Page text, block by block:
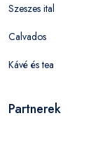
Szeszes ital
Calvados
Kávé és tea
Partnerek